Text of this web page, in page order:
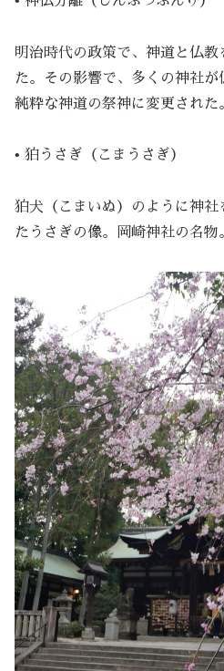
明治時代の政策で、神道と仏
た。その影響で、多くの神社が
純粋な神道の祭神に変更された
• 狛うさぎ（こまうさぎ）
狛犬（こまいぬ）のように神
たうさぎの像。岡崎神社の名物